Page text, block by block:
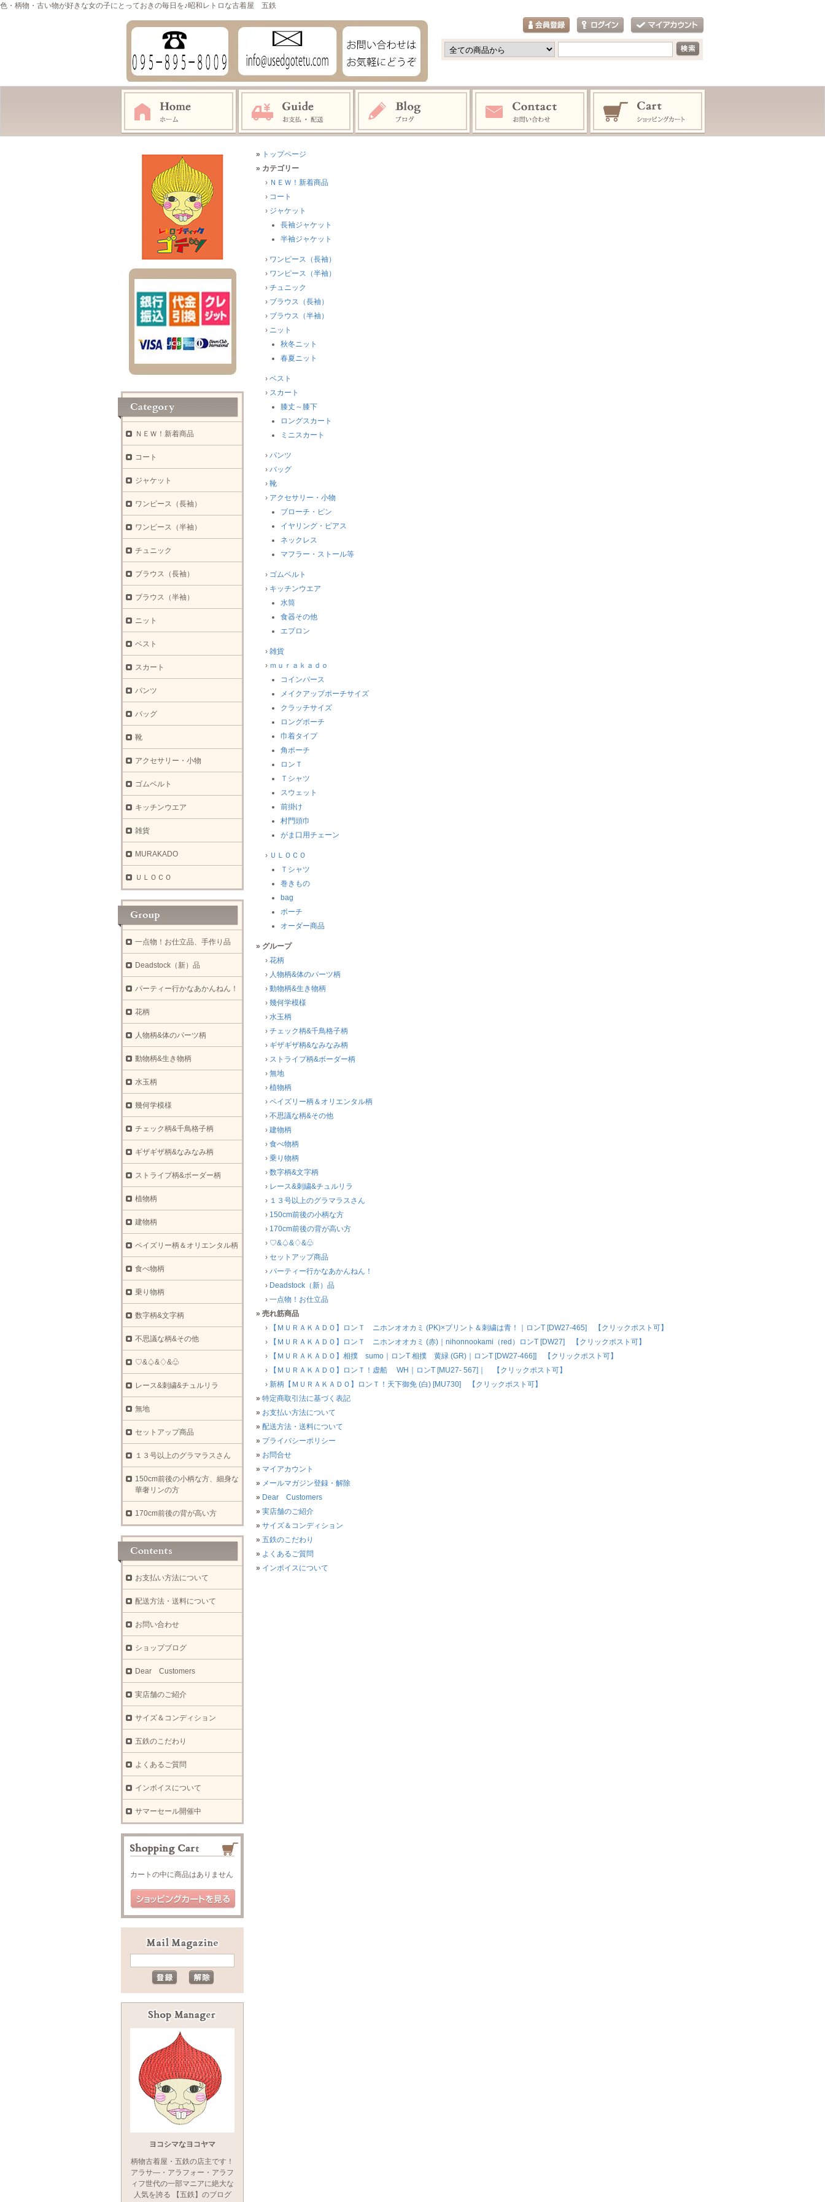
色・柄物・古い物が好きな女の子にとっておきの毎日を♪昭和レトロな古着屋 五鉄
» トップページ
» カテゴリー
› ＮＥＷ！新着商品
› コート
› ジャケット
長袖ジャケット
半袖ジャケット
› ワンピース（長袖）
› ワンピース（半袖）
› チュニック
› ブラウス（長袖）
› ブラウス（半袖）
› ニット
秋冬ニット
春夏ニット
› ベスト
› スカート
膝丈～膝下
ロングスカート
ミニスカート
› パンツ
› バッグ
› 靴
› アクセサリー・小物
ブローチ・ピン
イヤリング・ピアス
ネックレス
マフラー・ストール等
› ゴムベルト
› キッチンウエア
水筒
食器その他
エプロン
› 雑貨
› ｍｕｒａｋａｄｏ
コインパース
メイクアップポーチサイズ
クラッチサイズ
ロングポーチ
巾着タイプ
角ポーチ
ロンＴ
Ｔシャツ
スウェット
前掛け
村門頭巾
がま口用チェーン
› ＵＬＯＣＯ
Ｔシャツ
巻きもの
bag
ポーチ
オーダー商品
» グループ
› 花柄
› 人物柄&体のパーツ柄
› 動物柄&生き物柄
› 幾何学模様
› 水玉柄
› チェック柄&千鳥格子柄
› ギザギザ柄&なみなみ柄
› ストライプ柄&ボーダー柄
› 無地
› 植物柄
› ペイズリー柄＆オリエンタル柄
› 不思議な柄&その他
› 建物柄
› 食べ物柄
› 乗り物柄
› 数字柄&文字柄
› レース&刺繍&チュルリラ
› １３号以上のグラマラスさん
› 150cm前後の小柄な方
› 170cm前後の背が高い方
› ♡&♤&♢&♧
› セットアップ商品
› パーティー行かなあかんねん！
› Deadstock（新）品
› 一点物！お仕立品
» 売れ筋商品
›
【ＭＵＲＡＫＡＤＯ】ロンＴ ニホンオオカミ (PK)×プリント＆刺繍は青！｜ロンT [DW27-465] 【クリックポスト可】
›
【ＭＵＲＡＫＡＤＯ】ロンＴ ニホンオオカミ (赤)｜nihonnookami（red）ロンT [DW27] 【クリックポスト可】
›
【ＭＵＲＡＫＡＤＯ】相撲 sumo｜ロンT 相撲 黄緑 (GR)｜ロンT [DW27-466]] 【クリックポスト可】
›
【ＭＵＲＡＫＡＤＯ】ロンＴ！虚船 WH｜ロンT [MU27- 567]｜ 【クリックポスト可】
› 新柄【ＭＵＲＡＫＡＤＯ】ロンＴ！天下御免 (白) [MU730] 【クリックポスト可】
» 特定商取引法に基づく表記
» お支払い方法について
» 配送方法・送料について
» プライバシーポリシー
» お問合せ
» マイアカウント
» メールマガジン登録・解除
» Dear Customers
» 実店舗のご紹介
» サイズ＆コンディション
» 五鉄のこだわり
» よくあるご質問
» インボイスについて
ＮＥＷ！新着商品
コート
ジャケット
ワンピース（長袖）
ワンピース（半袖）
チュニック
ブラウス（長袖）
ブラウス（半袖）
ニット
ベスト
スカート
パンツ
バッグ
靴
アクセサリー・小物
ゴムベルト
キッチンウエア
雑貨
MURAKADO
ＵＬＯＣＯ
一点物！お仕立品、手作り品
Deadstock（新）品
パーティー行かなあかんねん！
花柄
人物柄&体のパーツ柄
動物柄&生き物柄
水玉柄
幾何学模様
チェック柄&千鳥格子柄
ギザギザ柄&なみなみ柄
ストライプ柄&ボーダー柄
植物柄
建物柄
ペイズリー柄＆オリエンタル柄
食べ物柄
乗り物柄
数字柄&文字柄
不思議な柄&その他
♡&♤&♢&♧
レース&刺繍&チュルリラ
無地
セットアップ商品
１３号以上のグラマラスさん
150cm前後の小柄な方、細身な
華奢リンの方
170cm前後の背が高い方
お支払い方法について
配送方法・送料について
お問い合わせ
ショップブログ
Dear Customers
実店舗のご紹介
サイズ＆コンディション
五鉄のこだわり
よくあるご質問
インボイスについて
サマーセール開催中
カートの中に商品はありません
ヨコシマなヨコヤマ
柄物古着屋・五鉄の店主です！
アラサ―・アラフォー・アラフ
ィフ世代の一部マニアに絶大な
人気を誇る 【五鉄】のブログ